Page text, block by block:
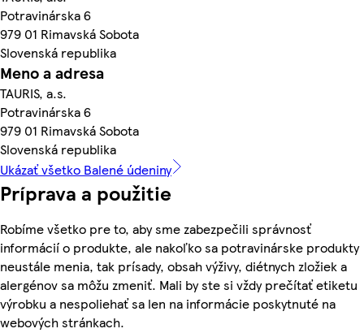
Potravinárska 6
979 01 Rimavská Sobota
Slovenská republika
Meno a adresa
TAURIS, a.s.
Potravinárska 6
979 01 Rimavská Sobota
Slovenská republika
Ukázať všetko Balené údeniny
Príprava a použitie
Robíme všetko pre to, aby sme zabezpečili správnosť
informácií o produkte, ale nakoľko sa potravinárske produkty
neustále menia, tak prísady, obsah výživy, diétnych zložiek a
alergénov sa môžu zmeniť. Mali by ste si vždy prečítať etiketu
výrobku a nespoliehať sa len na informácie poskytnuté na
webových stránkach.